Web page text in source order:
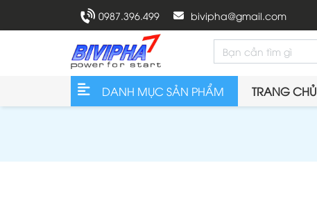
0987.396.499 bivipha@gmail.com
DANH MỤC SẢN PHẨM TRANG CHỦ